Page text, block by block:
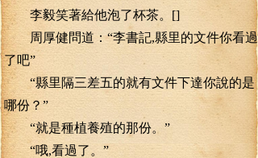
李毅笑著給他泡了杯茶。[]
周厚健問道：“李書記,縣里的文件你看過
了吧”
“縣里隔三差五的就有文件下達你說的是
哪份？”
“就是種植養殖的那份。”
“哦,看過了。”